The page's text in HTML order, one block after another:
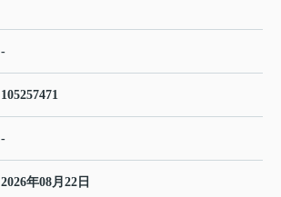
-
105257471
-
2026年08月22日